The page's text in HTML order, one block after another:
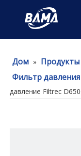
Дом » Продукты
Фильтр давления
давление Filtrec